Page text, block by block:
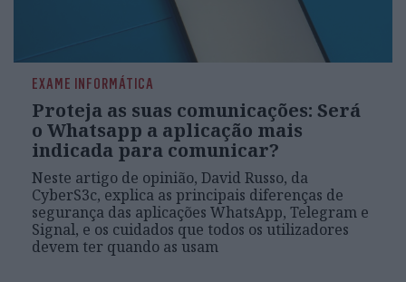
EXAME INFORMÁTICA
Proteja as suas comunicações: Será
o Whatsapp a aplicação mais
indicada para comunicar?
Neste artigo de opinião, David Russo, da
CyberS3c, explica as principais diferenças de
segurança das aplicações WhatsApp, Telegram e
Signal, e os cuidados que todos os utilizadores
devem ter quando as usam